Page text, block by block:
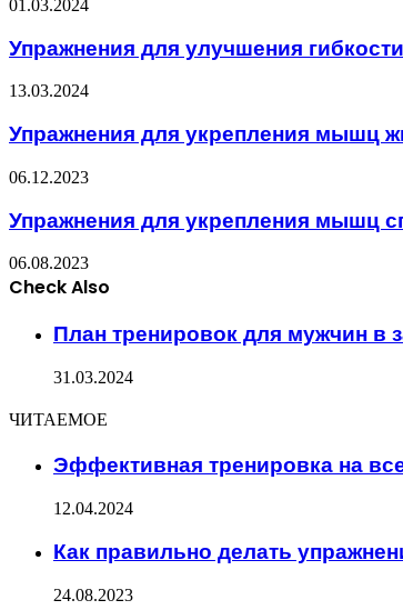
01.03.2024
Упражнения для улучшения
13.03.2024
Упражнения для укрепления мышц
06.12.2023
Упражнения для укрепления мышц
06.08.2023
Check Also
План тренировок для мужчин в
31.03.2024
ЧИТАЕМОЕ
Эффективная тренировка на
12.04.2024
Как правильно делать
24.08.2023